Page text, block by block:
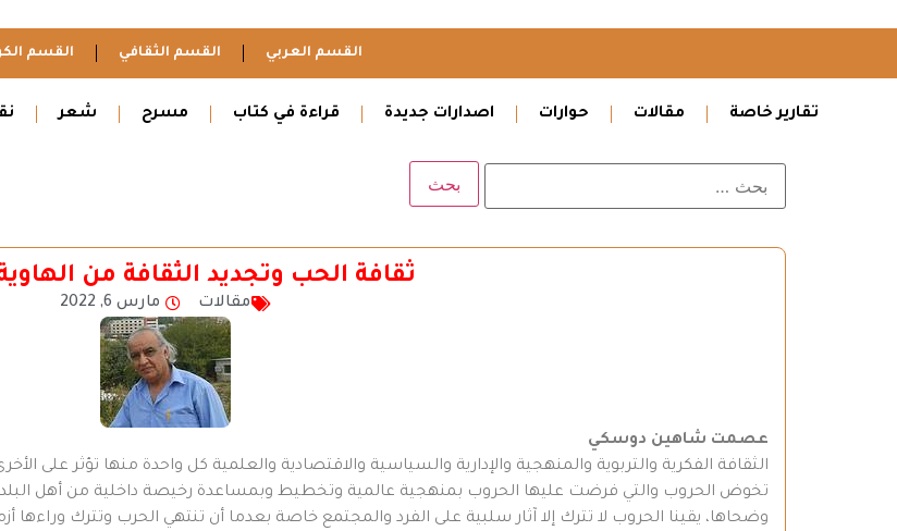
القسم العربي القسم الثقافي القسم
تقارير خاصة مقالات حوارات اصدارات جديدة قراءة في كتاب مسرح شعر
ثقافة الحب وتجديد الثقافة من الهاوية
مقالات مارس 6, 2022
عصمت شاهين دوسكي
الثقافة الفكرية والتربوية والمنهجية والإدارية والسياسية والاقتصادية والعلمية كل واحدة منها تؤثر على
تخوض الحروب والتي فرضت عليها الحروب بمنهجية عالمية وتخطيط وبمساعدة رخيصة داخلية من أهل البلد
وضحاها، يقينا الحروب لا تترك إلا آثار سلبية على الفرد والمجتمع خاصة بعدما أن تنتهي الحرب وتترك وراءها